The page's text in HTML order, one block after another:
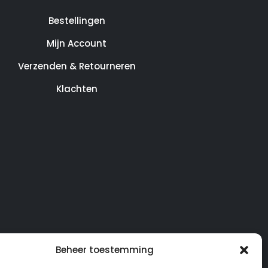
Beheer toestemming
Bestellingen
Mijn Account
Verzenden & Retourneren
Klachten